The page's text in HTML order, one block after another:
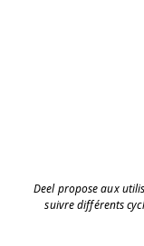
Deel propose aux
suivre différents